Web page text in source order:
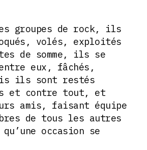
groupes de rock, ils
volés, exploités
de somme, ils se
eux, fâchés,
ils sont restés
et contre tout, et
amis, faisant équipe
de tous les autres
occasion se